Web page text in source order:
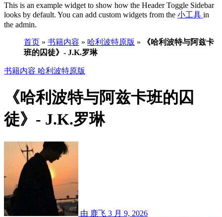
This is an example widget to show how the Header Toggle Sidebar
looks by default. You can add custom widgets from the 小工具 in
the admin.
首页 » 书籍内容 » 哈利波特原版 »
《哈利波特与阿兹卡
班的囚徒》- J.K.罗琳
书籍内容 哈利波特原版
《哈利波特与阿兹卡班的囚
徒》- J.K.罗琳
由 鹿飞 3 月 9, 2026